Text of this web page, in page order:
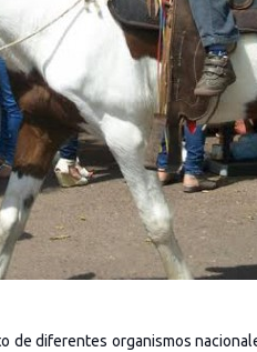
de diferentes organismos